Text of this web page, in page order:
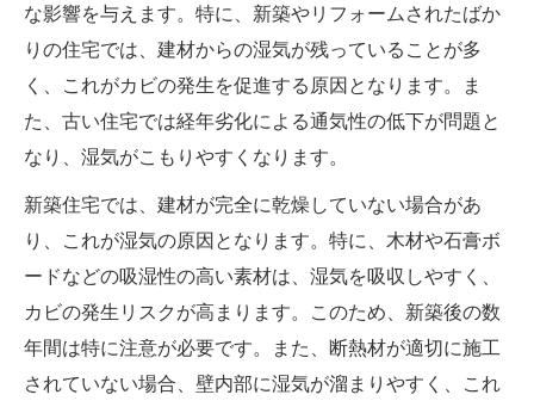
な影響を与えます。特に、新築やリフォームされたばか
りの住宅では、建材からの湿気が残っていることが多
く、これがカビの発生を促進する原因となります。ま
た、古い住宅では経年劣化による通気性の低下が問題と
なり、湿気がこもりやすくなります。
新築住宅では、建材が完全に乾燥していない場合があ
り、これが湿気の原因となります。特に、木材や石膏ボ
ードなどの吸湿性の高い素材は、湿気を吸収しやすく、
カビの発生リスクが高まります。このため、新築後の数
年間は特に注意が必要です。また、断熱材が適切に施工
されていない場合、壁内部に湿気が溜まりやすく、これ